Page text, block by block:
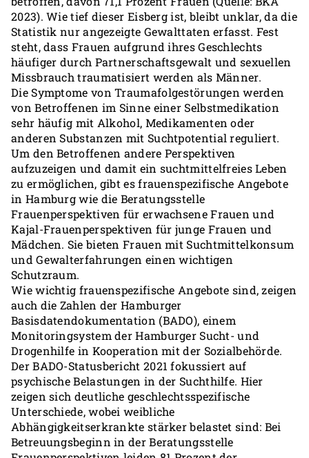
2023). Wie tief dieser Eisberg ist, bleibt unklar, da die
Statistik nur angezeigte Gewalttaten erfasst. Fest
steht, dass Frauen aufgrund ihres Geschlechts
häufiger durch Partnerschaftsgewalt und sexuellen
Missbrauch traumatisiert werden als Männer.
Die Symptome von Traumafolgestörungen werden
von Betroffenen im Sinne einer Selbstmedikation
sehr häufig mit Alkohol, Medikamenten oder
anderen Substanzen mit Suchtpotential reguliert.
Um den Betroffenen andere Perspektiven
aufzuzeigen und damit ein suchtmittelfreies Leben
zu ermöglichen, gibt es frauenspezifische Angebote
in Hamburg wie die Beratungsstelle
Frauenperspektiven für erwachsene Frauen und
Kajal-Frauenperspektiven für junge Frauen und
Mädchen. Sie bieten Frauen mit Suchtmittelkonsum
und Gewalterfahrungen einen wichtigen
Schutzraum.
Wie wichtig frauenspezifische Angebote sind, zeigen
auch die Zahlen der Hamburger
Basisdatendokumentation (BADO), einem
Monitoringsystem der Hamburger Sucht- und
Drogenhilfe in Kooperation mit der Sozialbehörde.
Der BADO-Statusbericht 2021 fokussiert auf
psychische Belastungen in der Suchthilfe. Hier
zeigen sich deutliche geschlechtsspezifische
Unterschiede, wobei weibliche
Abhängigkeitserkrankte stärker belastet sind: Bei
Betreuungsbeginn in der Beratungsstelle